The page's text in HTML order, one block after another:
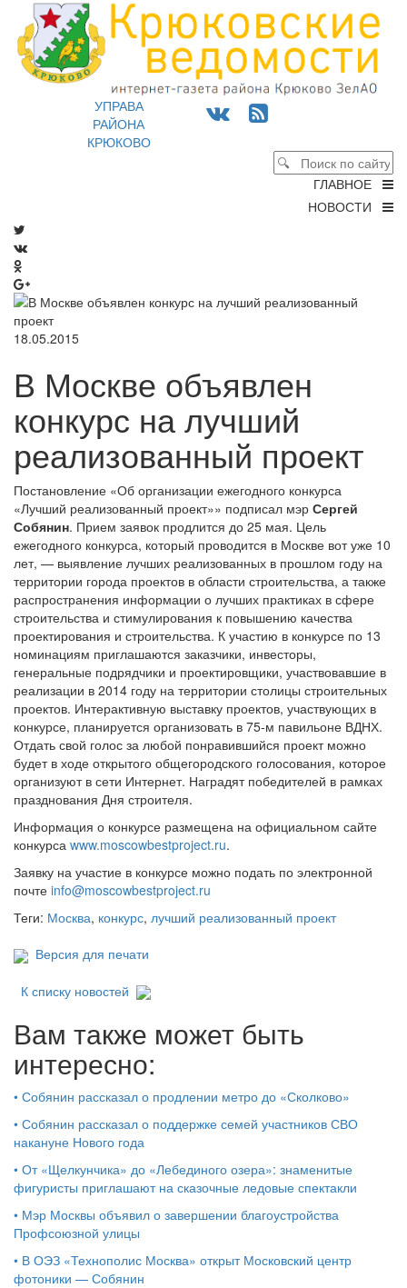
УПРАВА
РАЙОНА
КРЮКОВО
ГЛАВНОЕ
НОВОСТИ
18.05.2015
В Москве объявлен
конкурс на лучший
реализованный проект
Постановление «Об организации ежегодного конкурса
«Лучший реализованный проект»» подписал мэр Сергей
Собянин. Прием заявок продлится до 25 мая. Цель
ежегодного конкурса, который проводится в Москве вот уже 10
лет, — выявление лучших реализованных в прошлом году на
территории города проектов в области строительства, а также
распространения информации о лучших практиках в сфере
строительства и стимулирования к повышению качества
проектирования и строительства. К участию в конкурсе по 13
номинациям приглашаются заказчики, инвесторы,
генеральные подрядчики и проектировщики, участвовавшие в
реализации в 2014 году на территории столицы строительных
проектов. Интерактивную выставку проектов, участвующих в
конкурсе, планируется организовать в 75-м павильоне ВДНХ.
Отдать свой голос за любой понравившийся проект можно
будет в ходе открытого общегородского голосования, которое
организуют в сети Интернет. Наградят победителей в рамках
празднования Дня строителя.
Информация о конкурсе размещена на официальном сайте
конкурса www.moscowbestproject.ru.
Заявку на участие в конкурсе можно подать по электронной
почте info@moscowbestproject.ru
Теги: Москва, конкурс, лучший реализованный проект
Версия для печати
К списку новостей
Вам также может быть
интересно:
• Собянин рассказал о продлении метро до «Сколково»
• Собянин рассказал о поддержке семей участников СВО
накануне Нового года
• От «Щелкунчика» до «Лебединого озера»: знаменитые
фигуристы приглашают на сказочные ледовые спектакли
• Мэр Москвы объявил о завершении благоустройства
Профсоюзной улицы
• В ОЭЗ «Технополис Москва» открыт Московский центр
фотоники — Собянин